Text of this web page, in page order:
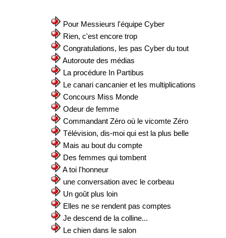
Pour Messieurs l'équipe Cyber
Rien, c'est encore trop
Congratulations, les pas Cyber du tout
Autoroute des médias
La procédure In Partibus
Le canari cancanier et les multiplications
Concours Miss Monde
Odeur de femme
Commandant Zéro où le vicomte Zéro
Télévision, dis-moi qui est la plus belle
Mais au bout du compte
Des femmes qui tombent
A toi l'honneur
une conversation avec le corbeau
Un goût plus loin
Elles ne se rendent pas comptes
Je descend de la colline...
Le chien dans le salon